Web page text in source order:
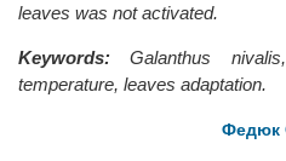
leaves was not activated.
Keywords: Galanthus
temperature, leaves adaptation.
Федюк